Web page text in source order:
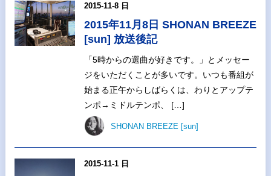
2015-11-8 日
2015年11月8日 SHONAN BREEZE
[sun] 放送後記
「5時からの選曲が好きです。」とメッセー
ジをいただくことが多いです。いつも番組が
始まる正午からしばらくは、わりとアップテ
ンポ→ミドルテンポ、 […]
SHONAN BREEZE [sun]
2015-11-1 日